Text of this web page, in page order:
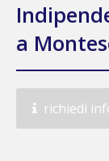
a
richiedi